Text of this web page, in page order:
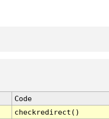
Code
checkredirect()